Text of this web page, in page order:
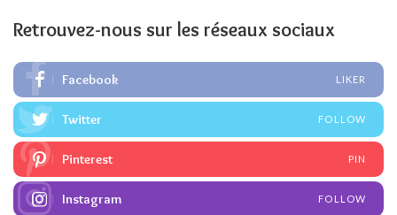
Retrouvez-nous sur les réseaux sociaux
Facebook LIKER
Twitter FOLLOW
Pinterest PIN
Instagram FOLLOW